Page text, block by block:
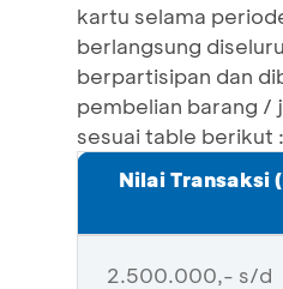
kartu selama
berlangsung
berpartisipan dan
pembelian barang /
sesuai table berikut :
Nilai Transaksi
2.500.000,- s/d